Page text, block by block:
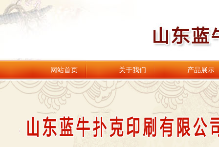
网站首页 关于我们 产品展示